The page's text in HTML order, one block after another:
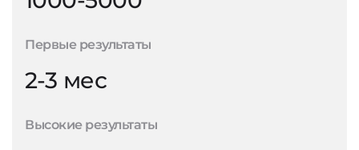
Первые результаты
2-3 мес
Высокие результаты